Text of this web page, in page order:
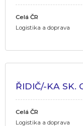
Celá ČR
Logistika a doprava
ŘIDIČ/-KA SK.
Celá ČR
Logistika a doprava